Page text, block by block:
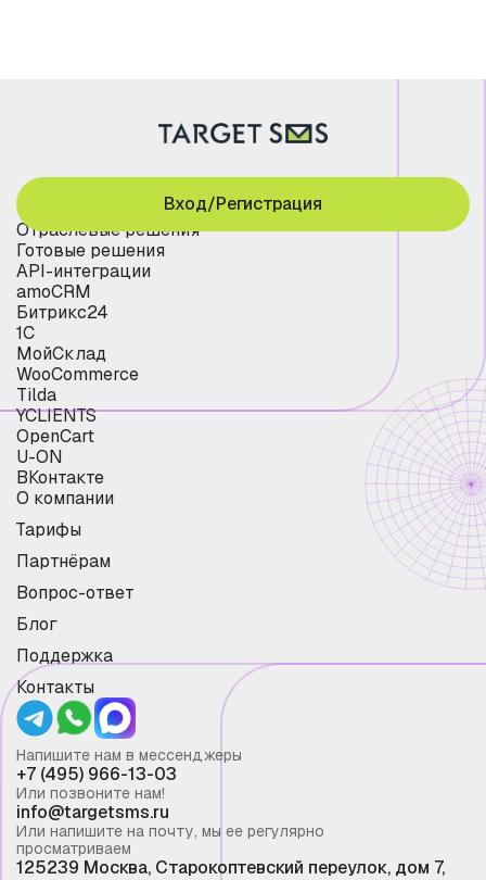
Отраслевые решения
Готовые решения
API-интеграции
amoCRM
Битрикс24
1С
МойСклад
WooCommerce
Tilda
YCLIENTS
OpenCart
U-ON
ВКонтакте
О компании
Тарифы
Партнёрам
Вопрос-ответ
Блог
Поддержка
Контакты
Вход/Регистрация
Напишите нам в мессенджеры
+7 (495) 966-13-03
Или позвоните нам!
info@targetsms.ru
Или напишите на почту, мы ее регулярно
просматриваем
125239 Москва, Старокоптевский переулок, дом 7,